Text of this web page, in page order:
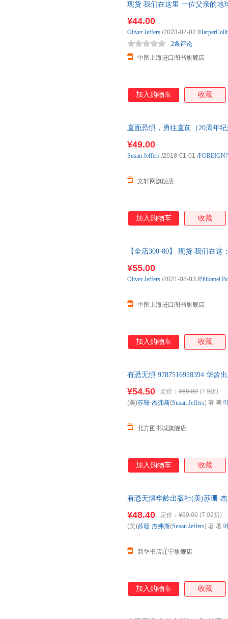
现货 我们在这里 一位父亲的地
¥44.00
中图上海进口图书旗舰店
2条评论
Oliver Jeffers /2023-02-02 /
加入购物车 收藏
直面恐惧，勇往直前（20周年纪
货，85%城市次日达，团购优
¥49.00
文轩网旗舰店
Susan Jeffers /2018-01-01 /
加入购物车 收藏
【全店300-80】 现货 我们在
原版 Here We Are: Book of
¥55.00
中图上海进口图书旗舰店
Oliver Jeffers /2021-08-03 /Philomel
加入购物车 收藏
有恐无惧 9787516928394 华龄
¥54.50 定价： ¥69.00 (7.9折)
北方图书城旗舰店
(美)苏珊·杰弗斯(Susan Jeffers) 著 著
加入购物车 收藏
有恐无惧华龄出版社(美)苏珊·
¥48.40 定价： ¥69.00 (7.02折)
新华书店辽宁旗舰店
(美)苏珊·杰弗斯(Susan Jeffers) 著 著
加入购物车 收藏